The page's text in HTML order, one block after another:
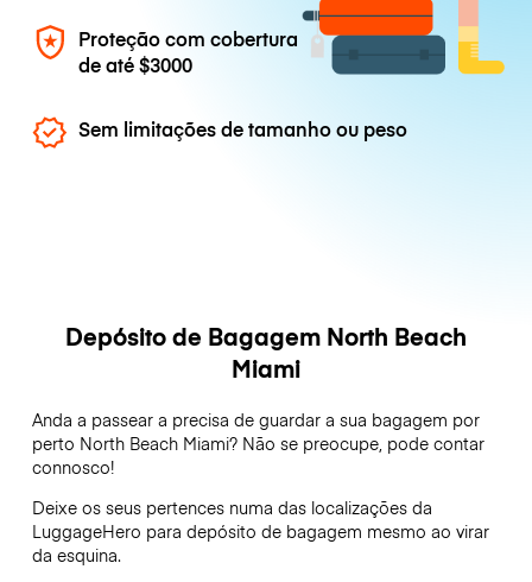
Proteção com cobertura
de até$3000
Sem limitações de tamanho ou peso
Depósito de Bagagem North Beach
Miami
Anda a passear a precisa de guardar a sua bagagem por
perto North Beach Miami? Não se preocupe, pode contar
connosco!
Deixe os seus pertences numa das localizações da
LuggageHero para depósito de bagagem mesmo ao virar
da esquina.